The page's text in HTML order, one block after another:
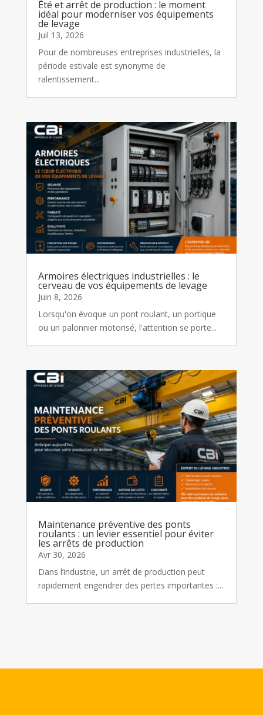
Été et arrêt de production : le moment
idéal pour moderniser vos équipements
de levage
Juil 13, 2026
Pour de nombreuses entreprises industrielles, la
période estivale est synonyme de
ralentissement...
Armoires électriques industrielles : le
cerveau de vos équipements de levage
Juin 8, 2026
Lorsqu'on évoque un pont roulant, un portique
ou un palonnier motorisé, l'attention se porte...
Maintenance préventive des ponts
roulants : un levier essentiel pour éviter
les arrêts de production
Avr 30, 2026
Dans l’industrie, un arrêt de production peut
rapidement engendrer des pertes importantes :...